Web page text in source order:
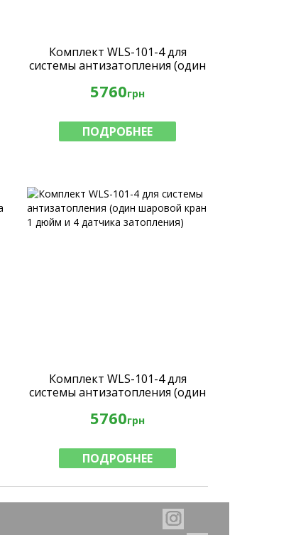
Комплект WLS-101-4 для
системы антизатопления (один
датчика затопления)
5760грн
ПОДРОБНЕЕ
Комплект WLS-101-4 для
системы антизатопления (один
датчика затопления)
5760грн
ПОДРОБНЕЕ